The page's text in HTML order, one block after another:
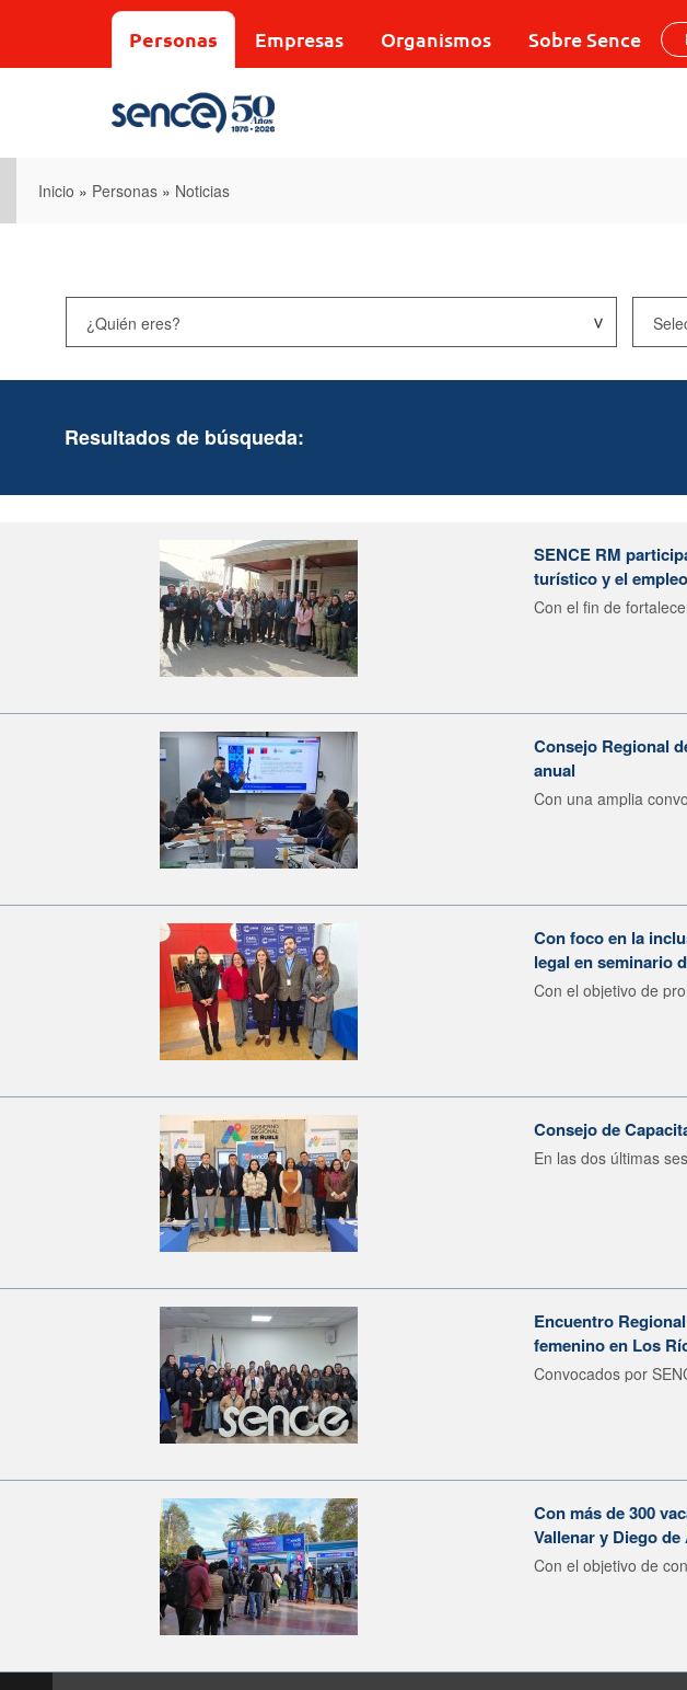
Personas Empresas Organismos Sobre Sence
Inicio » Personas » Noticias
Resultados de búsqueda:
SENCE RM
turístico y el
Con el fin de
Consejo Regional
anual
Con una amplia
Con foco en la
legal en seminario
Con el objetivo de
Consejo de
En las dos últimas
Encuentro
femenino en Los
Convocados por
Con más de 300
Vallenar y Diego
Con el objetivo de